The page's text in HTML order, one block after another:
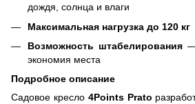
дождя, солнца и влаги
Максимальная нагрузка до 120 кг
Возможность штабелирования—
экономия места
Подробное описание
Садовое кресло 4Points Prato